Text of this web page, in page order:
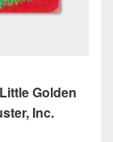
Little Golden
Inc.